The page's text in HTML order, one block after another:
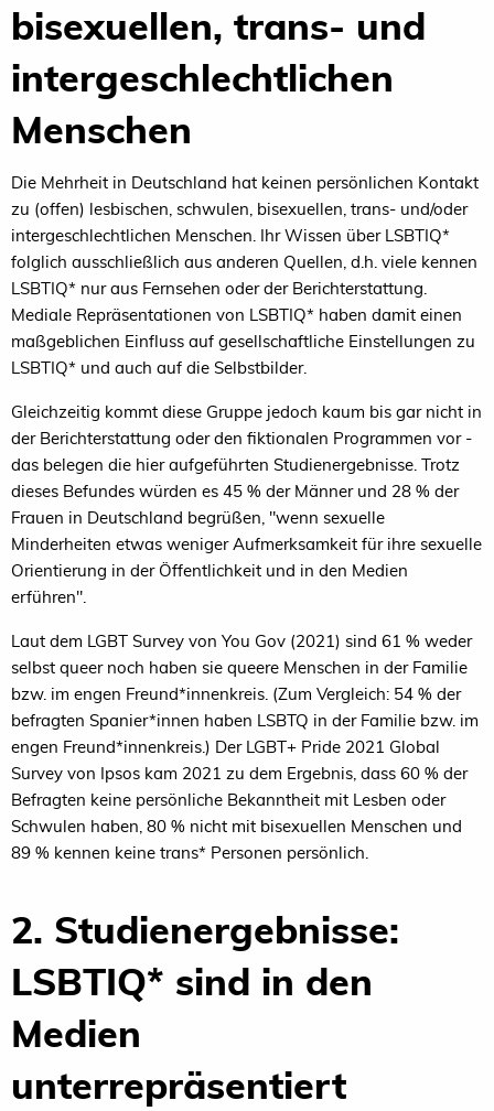
bisexuellen, trans- und
intergeschlechtlichen
Menschen
Die Mehrheit in Deutschland hat keinen persönlichen Kontakt
zu (offen) lesbischen, schwulen, bisexuellen, trans- und/oder
intergeschlechtlichen Menschen. Ihr Wissen über LSBTIQ*
folglich ausschließlich aus anderen Quellen, d.h. viele kennen
LSBTIQ* nur aus Fernsehen oder der Berichterstattung.
Mediale Repräsentationen von LSBTIQ* haben damit einen
maßgeblichen Einfluss auf gesellschaftliche Einstellungen zu
LSBTIQ* und auch auf die Selbstbilder.
Gleichzeitig kommt diese Gruppe jedoch kaum bis gar nicht in
der Berichterstattung oder den fiktionalen Programmen vor -
das belegen die hier aufgeführten Studienergebnisse. Trotz
dieses Befundes würden es 45 % der Männer und 28 % der
Frauen in Deutschland begrüßen, "wenn sexuelle
Minderheiten etwas weniger Aufmerksamkeit für ihre sexuelle
Orientierung in der Öffentlichkeit und in den Medien
erführen".
Laut dem LGBT Survey von You Gov (2021) sind 61 % weder
selbst queer noch haben sie queere Menschen in der Familie
bzw. im engen Freund*innenkreis. (Zum Vergleich: 54 % der
befragten Spanier*innen haben LSBTQ in der Familie bzw. im
engen Freund*innenkreis.) Der LGBT+ Pride 2021 Global
Survey von Ipsos kam 2021 zu dem Ergebnis, dass 60 % der
Befragten keine persönliche Bekanntheit mit Lesben oder
Schwulen haben, 80 % nicht mit bisexuellen Menschen und
89 % kennen keine trans* Personen persönlich.
2. Studienergebnisse:
LSBTIQ* sind in den
Medien
unterrepräsentiert